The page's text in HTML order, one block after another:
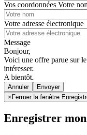
Vos coordonnées Votre
Votre adresse électronique
Message
Bonjour,
Voici une offre parue sur
intéresser.
A bientôt.
Annuler
× Fermer la fenêtre
Enregistrer